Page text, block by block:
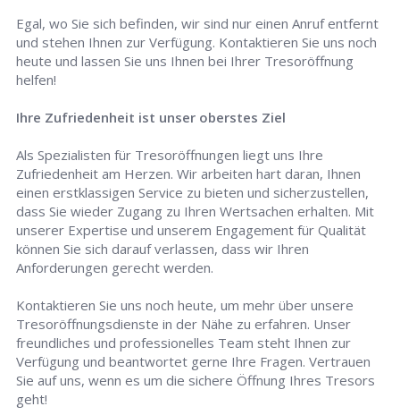
Egal, wo Sie sich befinden, wir sind nur einen Anruf entfernt
und stehen Ihnen zur Verfügung. Kontaktieren Sie uns noch
heute und lassen Sie uns Ihnen bei Ihrer Tresoröffnung
helfen!
Ihre Zufriedenheit ist unser oberstes Ziel
Als Spezialisten für Tresoröffnungen liegt uns Ihre
Zufriedenheit am Herzen. Wir arbeiten hart daran, Ihnen
einen erstklassigen Service zu bieten und sicherzustellen,
dass Sie wieder Zugang zu Ihren Wertsachen erhalten. Mit
unserer Expertise und unserem Engagement für Qualität
können Sie sich darauf verlassen, dass wir Ihren
Anforderungen gerecht werden.
Kontaktieren Sie uns noch heute, um mehr über unsere
Tresoröffnungsdienste in der Nähe zu erfahren. Unser
freundliches und professionelles Team steht Ihnen zur
Verfügung und beantwortet gerne Ihre Fragen. Vertrauen
Sie auf uns, wenn es um die sichere Öffnung Ihres Tresors
geht!